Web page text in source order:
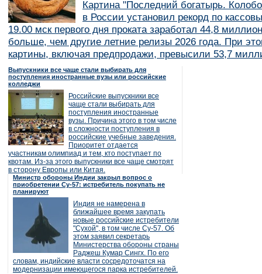
Картина "Последний богатырь.
в России установил рекорд по
19.00 мск первого дня проката заработал 44,8
больше, чем другие летние релизы 2026 года. При
картины, включая предпродажи, превысили 53,7
Выпускники все чаще стали выбирать для
поступления иностранные вузы или российские
колледжи
Российские выпускники все
чаще стали выбирать для
поступления иностранные
вузы. Причина этого в том числе
в сложности поступления в
российские учебные заведения.
Приоритет отдается
участникам олимпиад и тем, кто поступает по
квотам. Из-за этого выпускники все чаще смотрят
в сторону Европы или Китая.
Министр обороны Индии закрыл вопрос о
приобретении Су-57: истребитель покупать не
планируют
Индия не намерена в
ближайшее время закупать
новые российские истребители
"Сухой", в том числе Су-57. Об
этом заявил секретарь
Министерства обороны страны
Раджеш Кумар Сингх. По его
словам, индийские власти сосредоточатся на
модернизации имеющегося парка истребителей.